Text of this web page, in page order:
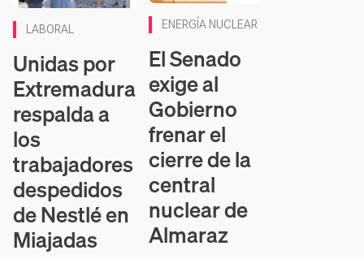
LABORAL
Unidas por
Extremadura
respalda a
los
trabajadores
despedidos
de Nestlé en
Miajadas
ENERGÍA NUCLEAR
El Senado
exige al
Gobierno
frenar el
cierre de la
central
nuclear de
Almaraz